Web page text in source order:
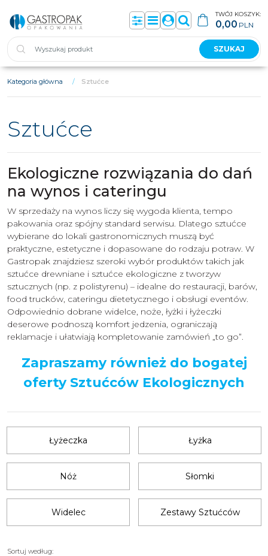
PanelMenuPanelSzukaj
SZUKAJ
TWÓJ KOSZYK:
0,00 PLN
Kategoria główna / Sztućce
Sztućce
Ekologiczne rozwiązania do dań
na wynos i cateringu
W sprzedaży na wynos liczy się wygoda klienta, tempo
pakowania oraz spójny standard serwisu. Dlatego sztućce
wybierane do lokali gastronomicznych muszą być
praktyczne, estetyczne i dopasowane do rodzaju potraw. W
Gastropak znajdziesz szeroki wybór produktów takich jak
sztućce drewniane i sztućce ekologiczne z tworzyw
sztucznych (np. z polistyrenu) – idealne do restauracji, barów,
food trucków, cateringu dietetycznego i obsługi eventów.
Odpowiednio dobrane widelce, noże, łyżki i łyżeczki
deserowe podnoszą komfort jedzenia, ograniczają
reklamacje i ułatwiają kompletowanie zamówień „to go”.
Zapraszamy również do bogatej
oferty Sztućców Ekologicznych
Łyżeczka Łyżka
Nóż Słomki
Widelec Zestawy Sztućców
Sortuj według: